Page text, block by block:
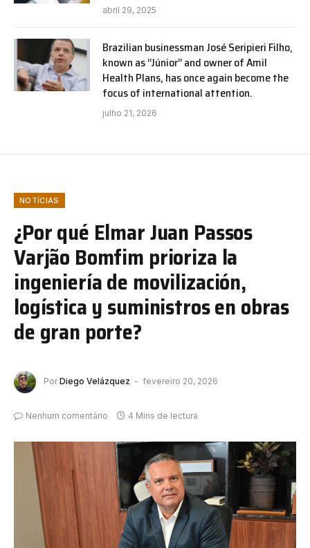
abril 29, 2025
Brazilian businessman José Seripieri Filho,
known as “Júnior” and owner of Amil
Health Plans, has once again become the
focus of international attention.
julho 21, 2026
NOTÍCIAS
¿Por qué Elmar Juan Passos
Varjão Bomfim prioriza la
ingeniería de movilización,
logística y suministros en obras
de gran porte?
Por Diego Velázquez fevereiro 20, 2026
Nenhum comentário 4 Mins de lectura